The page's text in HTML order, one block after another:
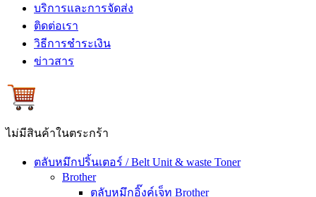
บริการและการจัดส่ง
ติดต่อเรา
วิธีการชำระเงิน
ข่าวสาร
ไม่มีสินค้าในตระกร้า
ตลับหมึกปริ้นเตอร์ / Belt Unit & waste Toner
Brother
ตลับหมึกอิ๊งค์เจ็ท Brother